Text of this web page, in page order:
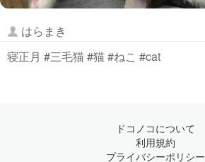
はらまき
寝正月 #三毛猫 #猫 #ねこ #cat
ドコノコについて
利用規約
プライバシーポリシー